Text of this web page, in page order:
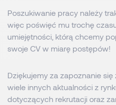
Poszukiwanie pracy należy
więc poświęć mu trochę
umiejętności, którą chcemy
swoje CV w miarę postępów!
Dziękujemy za zapoznanie się
wiele innych aktualności z
dotyczących rekrutacji oraz